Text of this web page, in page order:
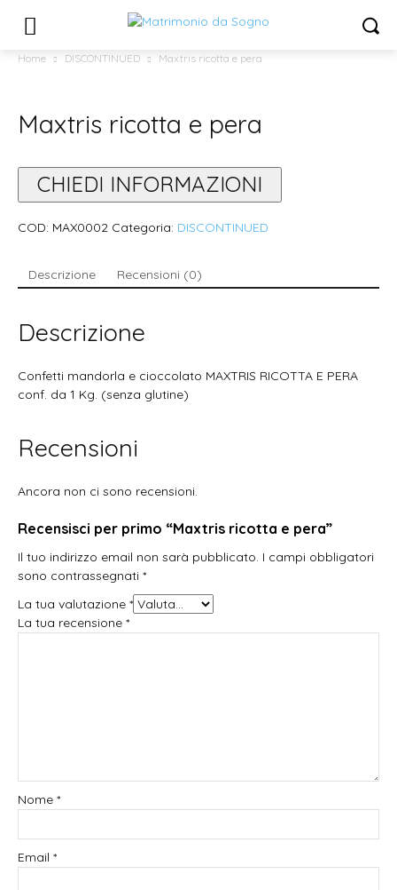
Home DISCONTINUED Maxtris ricotta e pera
Maxtris ricotta e pera
CHIEDI INFORMAZIONI
COD: MAX0002 Categoria: DISCONTINUED
Descrizione Recensioni (0)
Descrizione
Confetti mandorla e cioccolato MAXTRIS RICOTTA E PERA
conf. da 1 Kg. (senza glutine)
Recensioni
Ancora non ci sono recensioni.
Recensisci per primo “Maxtris ricotta e pera”
Il tuo indirizzo email non sarà pubblicato. I campi obbligatori
sono contrassegnati *
La tua valutazione *
La tua recensione *
Nome *
Email *